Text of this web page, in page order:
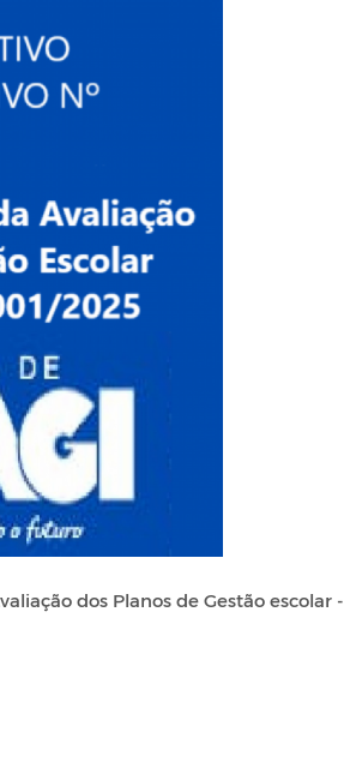
dos Planos de Gestão escolar -